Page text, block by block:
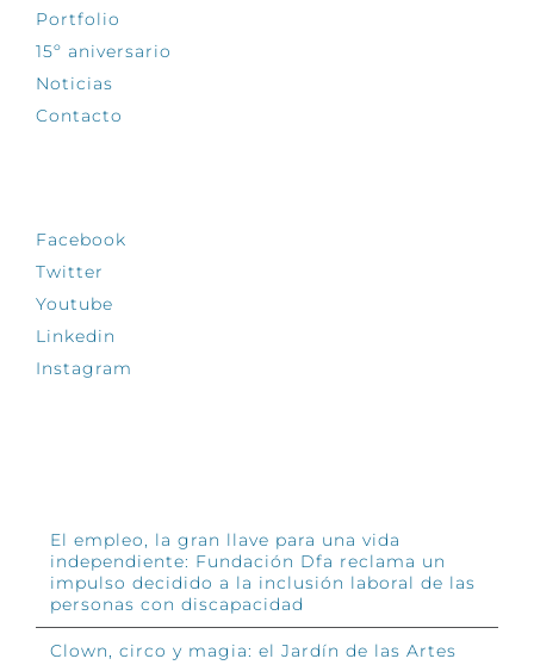
Portfolio
15º aniversario
Noticias
Contacto
Facebook
Twitter
Youtube
Linkedin
Instagram
El empleo, la gran llave para una vida
independiente: Fundación Dfa reclama un
impulso decidido a la inclusión laboral de las
personas con discapacidad
Clown, circo y magia: el Jardín de las Artes